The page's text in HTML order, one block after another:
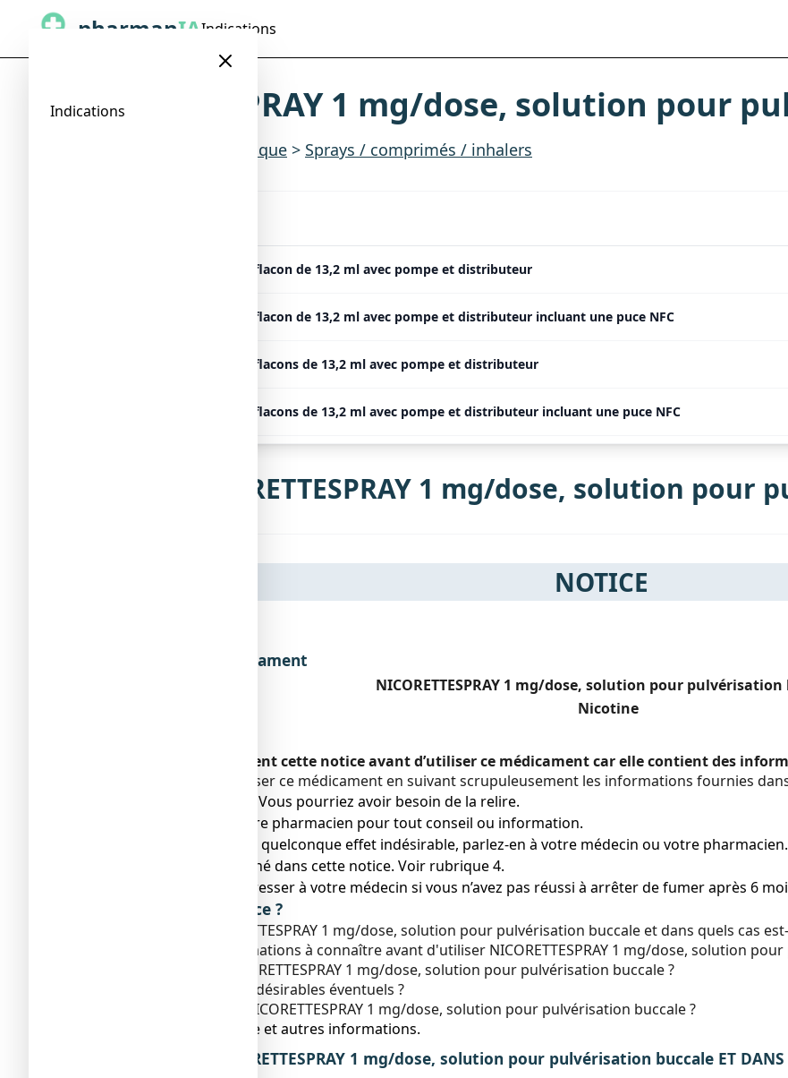
Indications
pharmanIAIndications
NICORETTESPRAY 1 mg/dose, solution pour
Sevrage tabagique > Sprays / comprimés / inhalers
NICORETTESPRAY 1 mg/dose, 1 flacon de 13,2 ml avec pompe et distributeur
NICORETTESPRAY 1 mg/dose, 1 flacon de 13,2 ml avec pompe et distributeur incluant une puce NFC
NICORETTESPRAY 1 mg/dose, 2 flacons de 13,2 ml avec pompe et distributeur
NICORETTESPRAY 1 mg/dose, 2 flacons de 13,2 ml avec pompe et distributeur incluant une puce NFC
Notice de NICORETTESPRAY 1 mg/dose, solution pour
NOTICE
Dénomination du médicament
NICORETTESPRAY 1 mg/dose, solution pour pulvérisation
Nicotine
Veuillez lire attentivement cette notice avant d’utiliser ce médicament car elle contient des
Vous devez toujours utiliser ce médicament en suivant scrupuleusement les informations fournies
● Gardez cette notice. Vous pourriez avoir besoin de la relire.
● Adressez-vous à votre pharmacien pour tout conseil ou information.
● Si vous ressentez un quelconque effet indésirable, parlez-en à votre médecin ou votre
ne serait pas mentionné dans cette notice. Voir rubrique 4.
● Vous devez vous adresser à votre médecin si vous n’avez pas réussi à arrêter de fumer après 6
Que contient cette notice ?
1. Qu'est-ce que NICORETTESPRAY 1 mg/dose, solution pour pulvérisation buccale et dans quels cas
2. Quelles sont les informations à connaître avant d'utiliser NICORETTESPRAY 1 mg/dose, solution
3. Comment utiliser NICORETTESPRAY 1 mg/dose, solution pour pulvérisation buccale ?
4. Quels sont les effets indésirables éventuels ?
5. Comment conserver NICORETTESPRAY 1 mg/dose, solution pour pulvérisation buccale ?
6. Contenu de l’emballage et autres informations.
1. QU’EST-CE QUE NICORETTESPRAY 1 mg/dose, solution pour pulvérisation buccale ET DANS